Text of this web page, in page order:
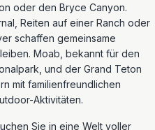
oder den Bryce Canyon.
Reiten auf einer Ranch oder
schaffen gemeinsame
Moab, bekannt für den
und der Grand Teton
mit familienfreundlichen
Aktivitäten.
Sie in eine Welt voller